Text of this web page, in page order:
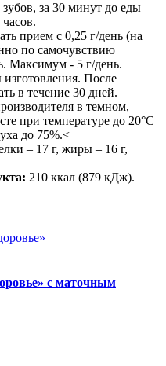
за 30 минут до еды
прием с 0,25 г/день (на
по самочувствию
Максимум - 5 г/день.
изготовления. После
в течение 30 дней.
в темном,
при температуре до 20°С
до 75%.<
– 17 г, жиры – 16 г,
210 ккал (879 кДж).
с маточным